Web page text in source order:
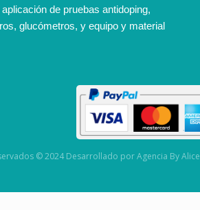
de pruebas antidoping,
glucómetros, y equipo y material
© 2024 Desarrollado por Agencia By Alice